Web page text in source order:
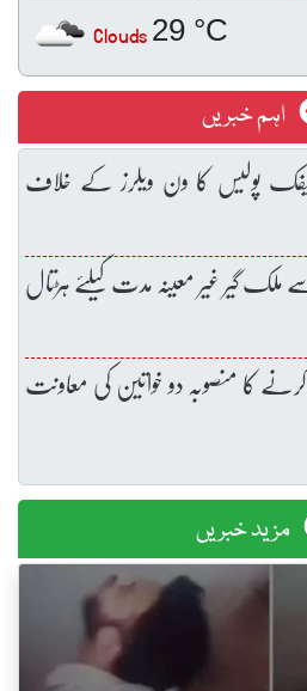
29 °C
Clouds
اہم خبریں
پولیس کا ون ویلرز کے خلاف
ملک گیر غیر معینہ مدت کیلئے ہڑتال
کرنے کا منصوبہ دو خواتین کی معاونت
مزید خبریں